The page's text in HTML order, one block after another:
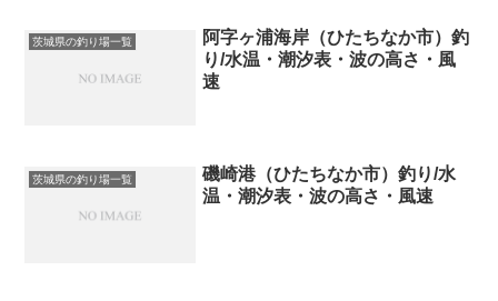
茨城県の釣り場一覧
阿字ヶ浦海岸（ひたちなか市）釣
り/水温・潮汐表・波の高さ・風
速
茨城県の釣り場一覧
磯崎港（ひたちなか市）釣り/水
温・潮汐表・波の高さ・風速